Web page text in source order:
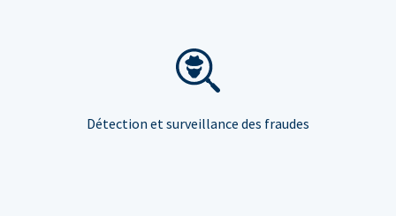
Détection et surveillance des fraudes